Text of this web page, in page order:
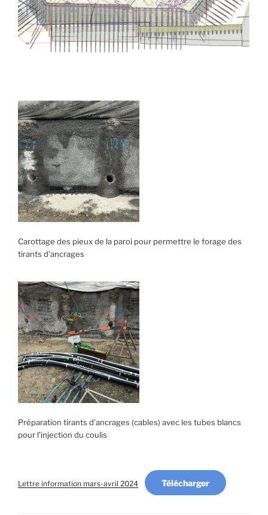
Carottage des pieux de la paroi pour permettre le forage des
tirants d’ancrages
Préparation tirants d’ancrages (cables) avec les tubes blancs
pour l’injection du coulis
Lettre information mars-avril 2024 Télécharger